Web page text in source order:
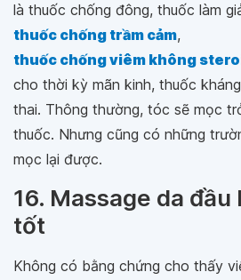
là thuốc chống đông, thuốc làm
thuốc chống trầm cảm,
thuốc chống viêm không
cho thời kỳ mãn kinh, thuốc
thai. Thông thường, tóc sẽ mọc
thuốc. Nhưng cũng có những
mọc lại được.
16. Massage da
tốt
Không có bằng chứng cho thấy